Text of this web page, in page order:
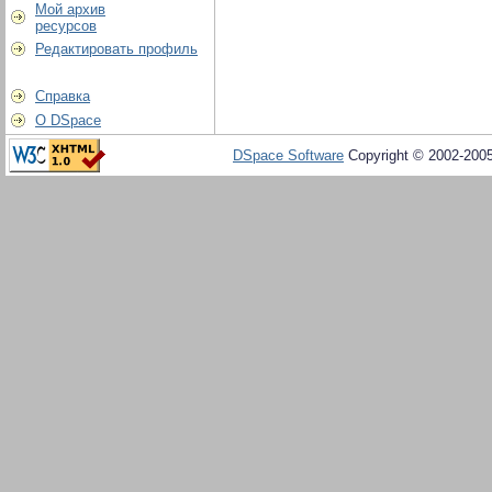
Мой архив
ресурсов
Редактировать профиль
Справка
О DSpace
DSpace Software Copyright © 2002-